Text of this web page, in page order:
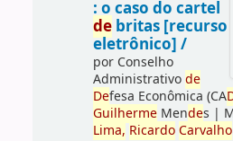
: o caso do cartel
debritas [recurso
eletrônico] /
por Conselho
Administrativode
Defesa Econômica (CA
GuilhermeMendes |
Lima, Ricardo Carvalho